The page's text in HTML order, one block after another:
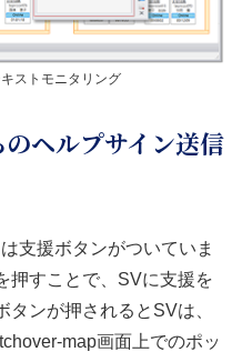
ストモニタリング
ヘルプサイン送信
支援ボタンがついていま
押すことで、SVに支援を
ンが押されるとSVは、
map画面上でのポッ